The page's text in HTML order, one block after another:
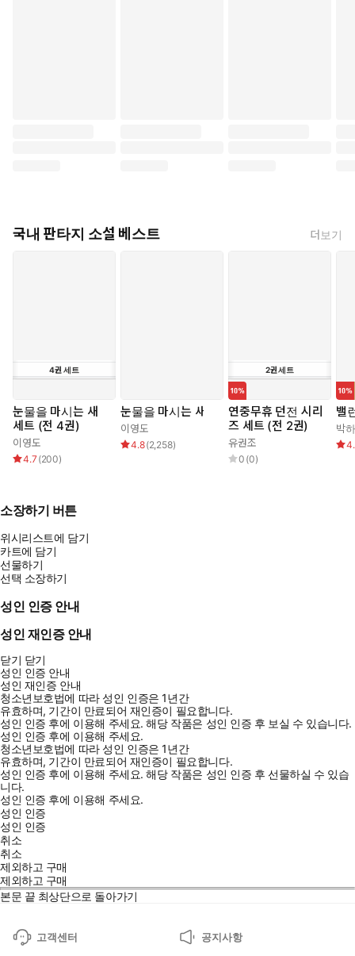
국내 판타지 소설 베스트 더보기
4권세트
눈물을 마시는 새
세트 (전 4권)
이영도
4.7 (200)
눈물을 마시는 새
이영도
4.8(2,258)
2권세트
연중무휴 던전 시리
즈 세트 (전 2권)
유권조
0 (0)
밸
박
소장하기 버튼
위시리스트에 담기
카트에 담기
선물하기
선택 소장하기
성인 인증 안내
성인 재인증 안내
닫기 닫기
성인 인증 안내
성인 재인증 안내
청소년보호법에 따라 성인 인증은 1년간
유효하며, 기간이 만료되어 재인증이 필요합니다.
성인 인증 후에 이용해 주세요.해당 작품은 성인 인증 후 보실 수 있습니다.
성인 인증 후에 이용해 주세요.
청소년보호법에 따라 성인 인증은 1년간
유효하며, 기간이 만료되어 재인증이 필요합니다.
성인 인증 후에 이용해 주세요.해당 작품은 성인 인증 후 선물하실 수 있습
니다.
성인 인증 후에 이용해 주세요.
성인 인증
성인 인증
취소
취소
제외하고 구매
제외하고 구매
본문 끝 최상단으로 돌아가기
고객센터 공지사항